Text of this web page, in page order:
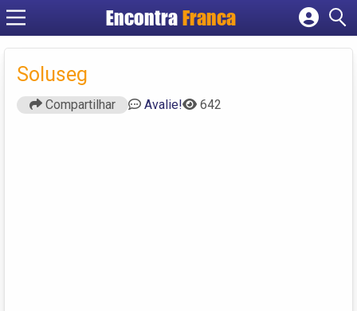
Encontra Franca
Cadastrar empresa
Soluseg
Compartilhar Avalie! 642